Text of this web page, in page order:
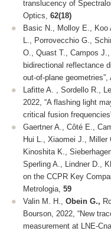
translucency of
Optics, 62(18)
Basic N., Molloy E., Koo
L., Porrovecchio G.,
O., Quast T., Campos J.,
bidirectional reflectance
out-of-plane geometries”,
Lafitte A. , Sordello R.,
2022, “A flashing light
critical fusion
Gaertner A., Côté E.,
Hui L., Xiaomei J., Miller
Kinoshita K.,
Sperling A., Lindner D.,
on the CCPR Key
Metrologia 59
Valin M. H., Obein G.,
Bourson, 2022, “New
measurement at LNE-